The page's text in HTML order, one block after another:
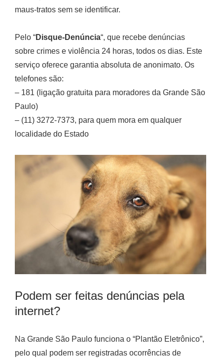
maus-tratos sem se identificar.
Pelo “Disque-Denúncia“, que recebe denúncias
sobre crimes e violência 24 horas, todos os dias. Este
serviço oferece garantia absoluta de anonimato. Os
telefones são:
– 181 (ligação gratuita para moradores da Grande São
Paulo)
– (11) 3272-7373, para quem mora em qualquer
localidade do Estado
Podem ser feitas denúncias pela
internet?
Na Grande São Paulo funciona o “Plantão Eletrônico”,
pelo qual podem ser registradas ocorrências de